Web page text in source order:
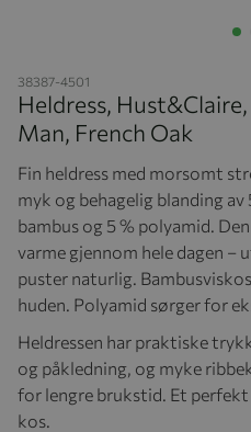
38387-4501
Heldress,
Man, French Oak
Fin heldress med morsomt
myk og behagelig blanding av
bambus og 5 % polyamid.
varme gjennom hele dagen –
puster naturlig.
huden. Polyamid sørger for
Heldressen har praktiske
og påkledning, og myke
for lengre brukstid. Et
kos.